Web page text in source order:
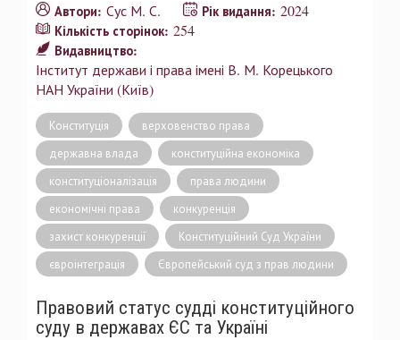
Автори: Сус М. С. Рік видання: 2024
Кількість сторінок: 254
Видавництво:
Інститут держави і права імені В. М. Корецького
НАН України (Київ)
Конституція
верховенство права
державна влада
конституційна економіка
конституціоналізація
права людини
економічні права
конкуренція
захист конкуренції
Конституційний Суд України
євроінтеграція
Європейський суд з прав людини
Правовий статус судді конституційного
суду в державах ЄС та Україні